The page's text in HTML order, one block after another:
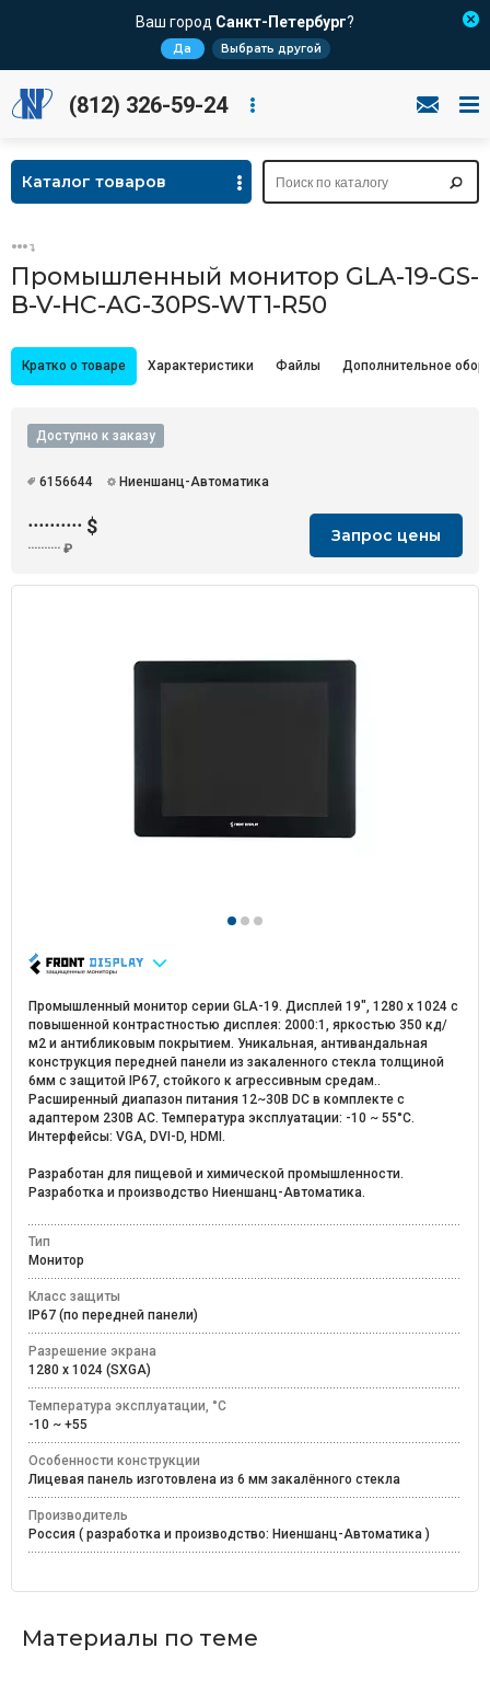
Ваш город Санкт-Петербург?
Да Выбрать другой
(812) 326-59-24
Каталог товаров
Промышленный монитор GLA-19-GS-
B-V-HC-AG-30PS-WT1-R50
Кратко о товаре Характеристики Файлы Дополнительное
Доступно к заказу
6156644 Ниеншанц-Автоматика
·········· $
·········· ₽
Запрос цены
Промышленный монитор серии GLA-19. Дисплей 19", 1280 х 1024 с
повышенной контрастностью дисплея: 2000:1, яркостью 350 кд/
м2 и антибликовым покрытием. Уникальная, антивандальная
конструкция передней панели из закаленного стекла толщиной
6мм c защитой IP67, стойкого к агрессивным средам..
Расширенный диапазон питания 12~30В DC в комплекте с
адаптером 230В AC. Температура эксплуатации: -10 ~ 55°C.
Интерфейсы: VGA, DVI-D, HDMI.
Разработан для пищевой и химической промышленности.
Разработка и производство Ниеншанц-Автоматика.
Тип
Монитор
Класс защиты
IP67 (по передней панели)
Разрешение экрана
1280 x 1024 (SXGA)
Температура эксплуатации, °C
-10 ~ +55
Особенности конструкции
Лицевая панель изготовлена из 6 мм закалённого стекла
Производитель
Россия ( разработка и производство: Ниеншанц-Автоматика )
Материалы по теме